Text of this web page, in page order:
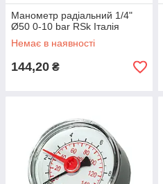
Манометр радіальний 1/4"
Ø50 0-10 bar RSk Італія
Немає в наявності
144,20 ₴